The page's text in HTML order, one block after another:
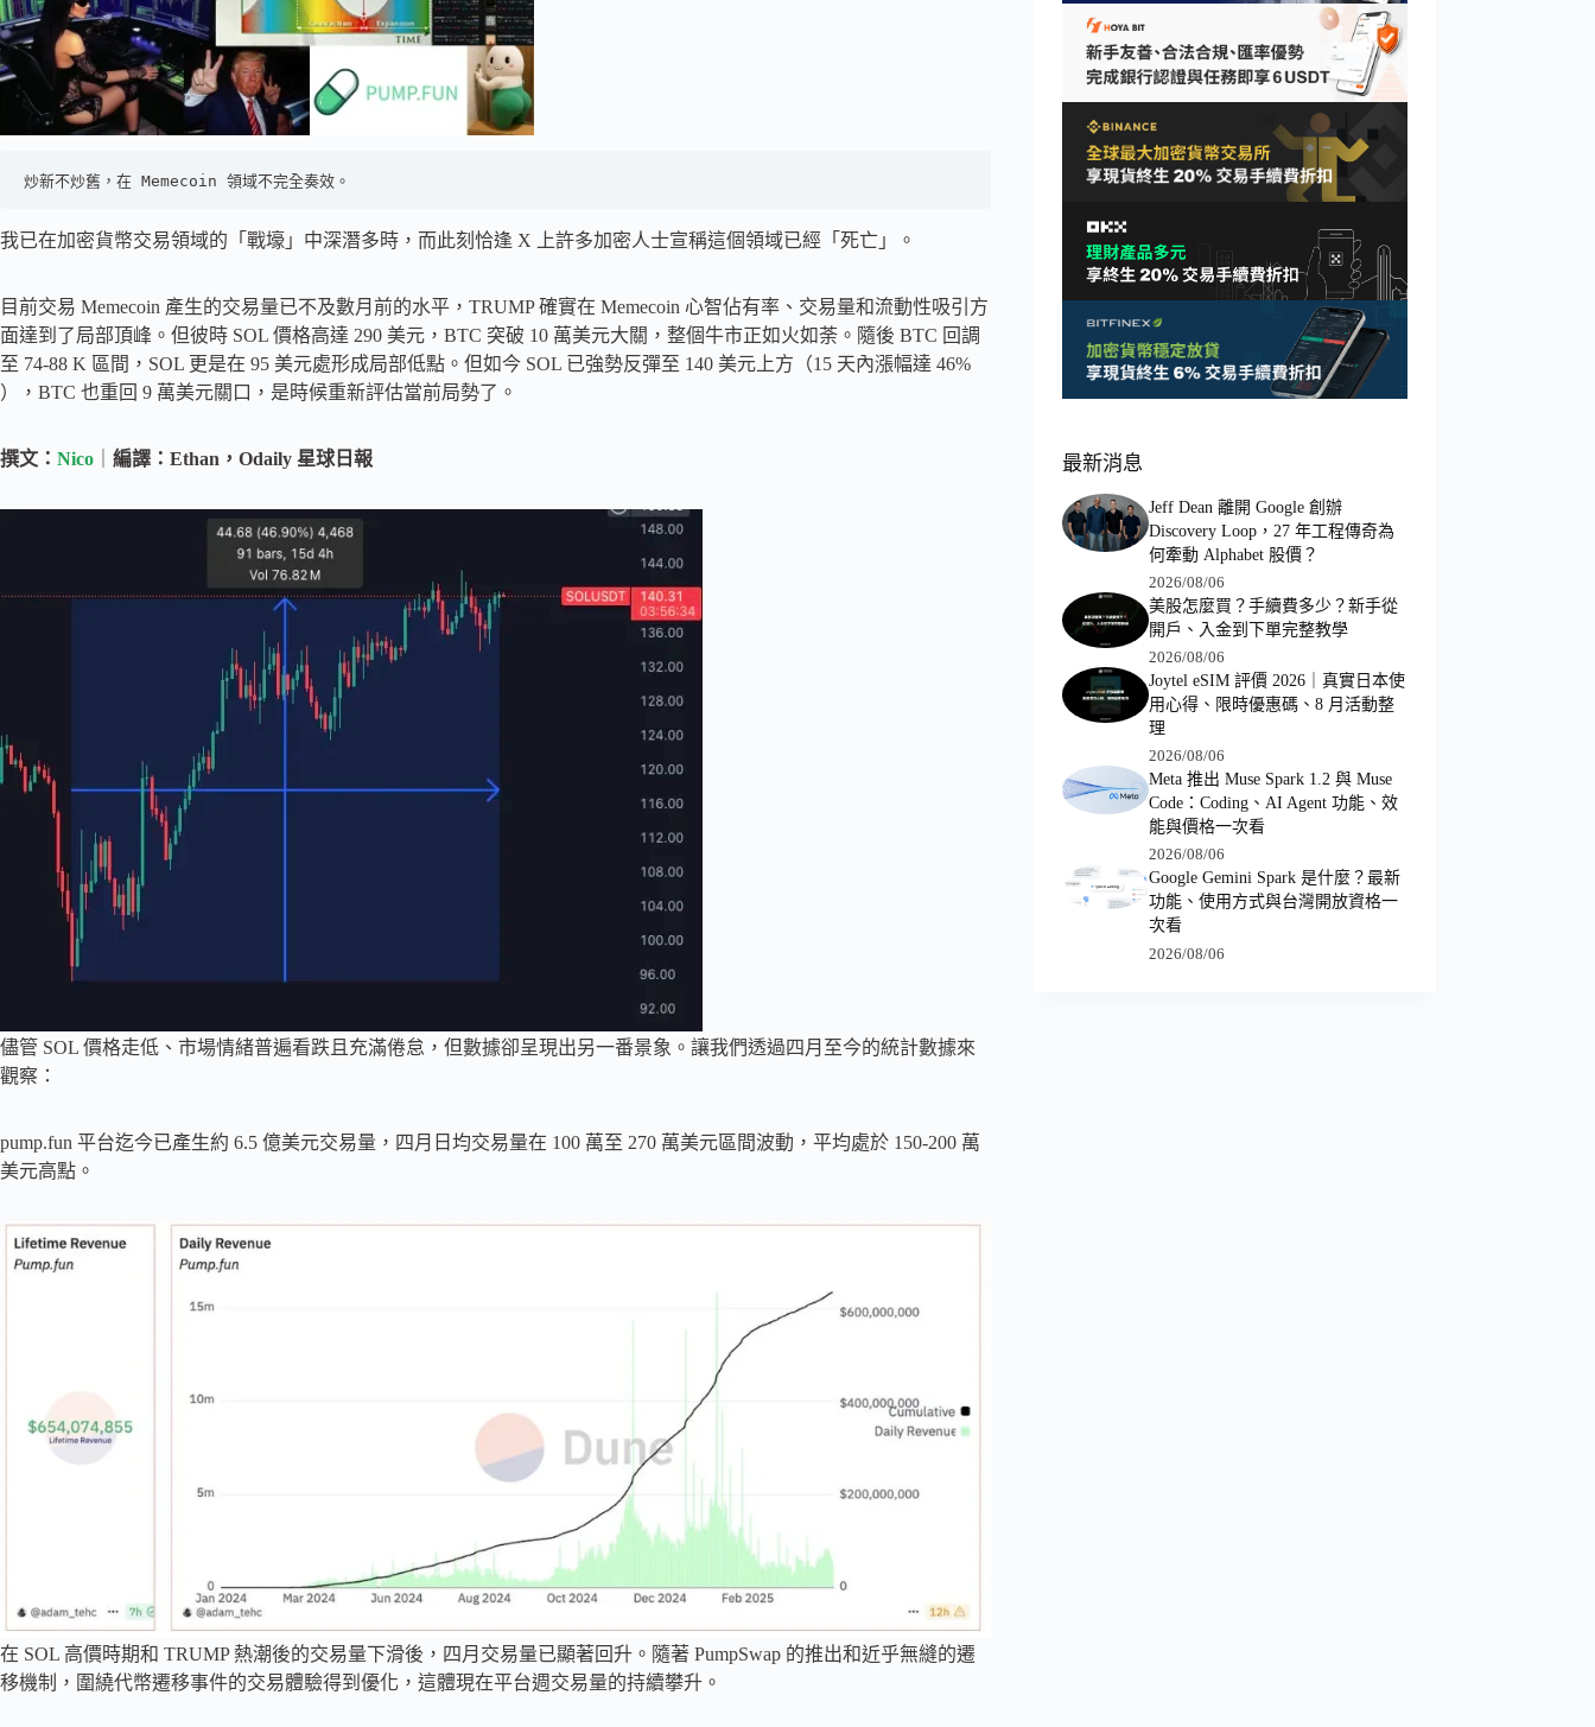
炒新不炒舊，在 Memecoin 領域不完全奏效。
我已在加密貨幣交易領域的「戰壕」中深潛多時，而此刻恰逢 X 上許多加密人士宣稱這個領域已經「死亡」。
目前交易 Memecoin 產生的交易量已不及數月前的水平，TRUMP 確實在 Memecoin 心智佔有率、交易量和流動性吸引方
面達到了局部頂峰。但彼時 SOL 價格高達 290 美元，BTC 突破 10 萬美元大關，整個牛市正如火如荼。隨後 BTC 回調
至 74-88 K 區間，SOL 更是在 95 美元處形成局部低點。但如今 SOL 已強勢反彈至 140 美元上方（15 天內漲幅達 46%
），BTC 也重回 9 萬美元關口，是時候重新評估當前局勢了。
撰文： Nico 編譯：Ethan，Odaily 星球日報
儘管 SOL 價格走低、市場情緒普遍看跌且充滿倦怠，但數據卻呈現出另一番景象。讓我們透過四月至今的統計數據來
觀察：
pump.fun 平台迄今已產生約 6.5 億美元交易量，四月日均交易量在 100 萬至 270 萬美元區間波動，平均處於 150-200 萬
美元高點。
在 SOL 高價時期和 TRUMP 熱潮後的交易量下滑後，四月交易量已顯著回升。隨著 PumpSwap 的推出和近乎無縫的遷
移機制，圍繞代幣遷移事件的交易體驗得到優化，這體現在平台週交易量的持續攀升。
最新消息
Jeff Dean 離開 Google 創辦
Discovery Loop，27 年工程傳奇為
何牽動 Alphabet 股價？
2026/08/06
美股怎麼買？手續費多少？新手從
開戶、入金到下單完整教學
2026/08/06
Joytel eSIM 評價 2026｜真實日本使
用心得、限時優惠碼、8 月活動整
理
2026/08/06
Meta 推出 Muse Spark 1.2 與 Muse
Code：Coding、AI Agent 功能、效
能與價格一次看
2026/08/06
Google Gemini Spark 是什麼？最新
功能、使用方式與台灣開放資格一
次看
2026/08/06